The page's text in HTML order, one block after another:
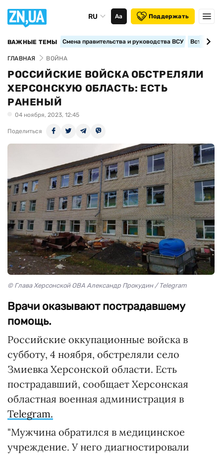
RU Аа Поддержать
ВАЖНЫЕ ТЕМЫ Смена правительства и руководства ВСУ
ГЛАВНАЯ ВОЙНА
РОССИЙСКИЕ ВОЙСКА ОБСТРЕЛЯЛИ
ХЕРСОНСКУЮ ОБЛАСТЬ: ЕСТЬ
РАНЕНЫЙ
04 ноября, 2023, 12:45
Поделиться
© Глава Херсонской ОВА Александр Прокудин / Telegram
Врачи оказывают пострадавшему
помощь.
Российские оккупационные войска в
субботу, 4 ноября, обстреляли село
Змиевка Херсонской области. Есть
пострадавший, сообщает Херсонская
областная военная администрация в
Telegram.
"Мужчина обратился в медицинское
учреждение. У него диагностировали